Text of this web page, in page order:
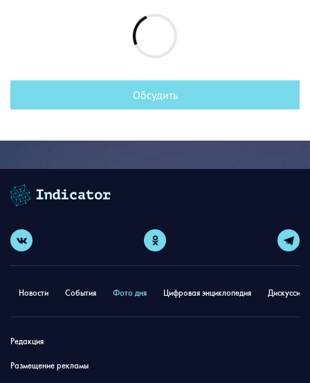
Обсудить
Новости События Фото дня Цифровая энциклопедия
Редакция
Размещение рекламы